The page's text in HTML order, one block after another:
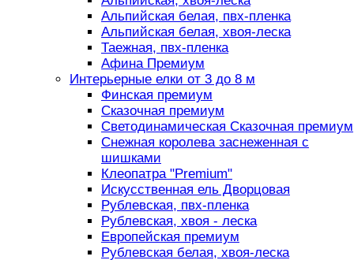
Альпийская белая, пвх-пленка
Альпийская белая, хвоя-леска
Таежная, пвх-пленка
Афина Премиум
Интерьерные елки от 3 до 8 м
Финская премиум
Сказочная премиум
Светодинамическая Сказочная премиум
Снежная королева заснеженная с
шишками
Клеопатра "Premium"
Искусственная ель Дворцовая
Рублевская, пвх-пленка
Рублевская, хвоя - леска
Европейская премиум
Рублевская белая, хвоя-леска